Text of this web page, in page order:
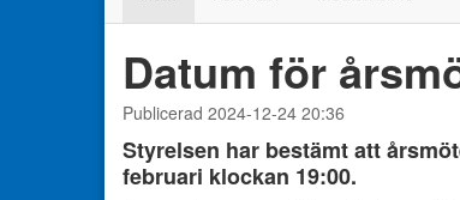
Datum för
Publicerad 2024-12-24 20:36
Styrelsen har bestämt att
februari klockan 19:00.